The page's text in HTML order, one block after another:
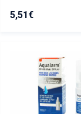
5,51 €